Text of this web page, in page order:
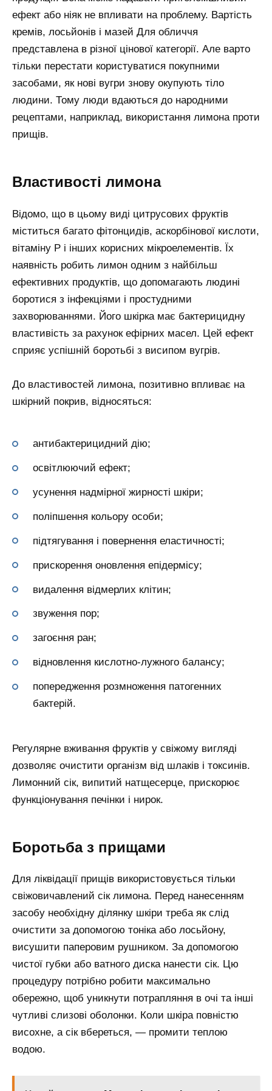
ефект або ніяк не впливати на проблему. Вартість
кремів, лосьйонів і мазей Для обличчя
представлена в різної цінової категорії. Але варто
тільки перестати користуватися покупними
засобами, як нові вугри знову окупують тіло
людини. Тому люди вдаються до народними
рецептами, наприклад, використання лимона проти
прищів.
Властивості лимона
Відомо, що в цьому виді цитрусових фруктів
міститься багато фітонцидів, аскорбінової кислоти,
вітаміну Р і інших корисних мікроелементів. Їх
наявність робить лимон одним з найбільш
ефективних продуктів, що допомагають людині
боротися з інфекціями і простудними
захворюваннями. Його шкірка має бактерицидну
властивість за рахунок ефірних масел. Цей ефект
сприяє успішній боротьбі з висипом вугрів.
До властивостей лимона, позитивно впливає на
шкірний покрив, відносяться:
антибактерицидний дію;
освітлюючий ефект;
усунення надмірної жирності шкіри;
поліпшення кольору особи;
підтягування і повернення еластичності;
прискорення оновлення епідермісу;
видалення відмерлих клітин;
звуження пор;
загоєння ран;
відновлення кислотно-лужного балансу;
попередження розмноження патогенних
бактерій.
Регулярне вживання фруктів у свіжому вигляді
дозволяє очистити організм від шлаків і токсинів.
Лимонний сік, випитий натщесерце, прискорює
функціонування печінки і нирок.
Боротьба з прищами
Для ліквідації прищів використовується тільки
свіжовичавлений сік лимона. Перед нанесенням
засобу необхідну ділянку шкіри треба як слід
очистити за допомогою тоніка або лосьйону,
висушити паперовим рушником. За допомогою
чистої губки або ватного диска нанести сік. Цю
процедуру потрібно робити максимально
обережно, щоб уникнути потрапляння в очі та інші
чутливі слизові оболонки. Коли шкіра повністю
висохне, а сік вбереться, — промити теплою
водою.